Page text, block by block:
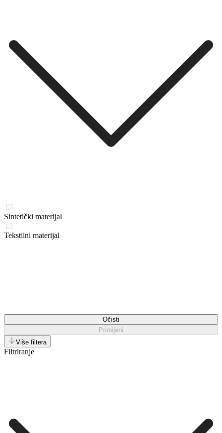
Sintetički materijal
Tekstilni materijal
Očisti
Primijeni
Više filtera
Filtriranje